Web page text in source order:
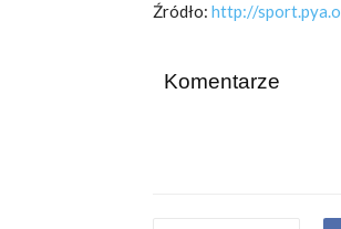
Źródło: http://
Komentarze